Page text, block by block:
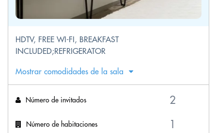
HDTV, FREE WI-FI, BREAKFAST
INCLUDED;REFRIGERATOR
Mostrar comodidades de la sala
Número de invitados
Número de habitaciones